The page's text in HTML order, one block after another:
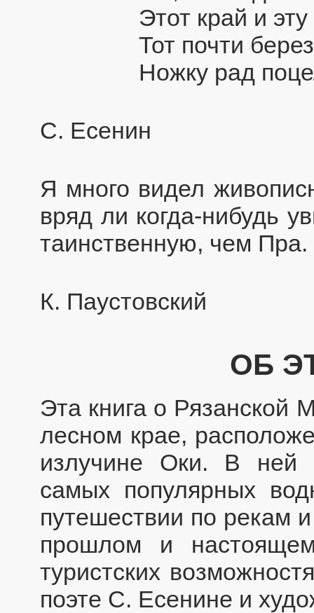
Этот край и
Тот почти
Ножку рад
С. Есенин
Я много видел
вряд ли когда-нибудь
таинственную, чем Пра.
К. Паустовский
ОБ
Эта книга о
лесном крае,
излучине Оки. В ней
самых популярных
путешествии по рекам
прошлом и
туристских
поэте С. Есенине и